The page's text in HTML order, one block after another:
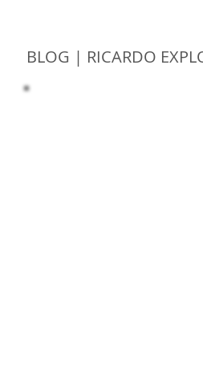
BLOG | RICARDO